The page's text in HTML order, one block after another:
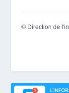
© Direction de